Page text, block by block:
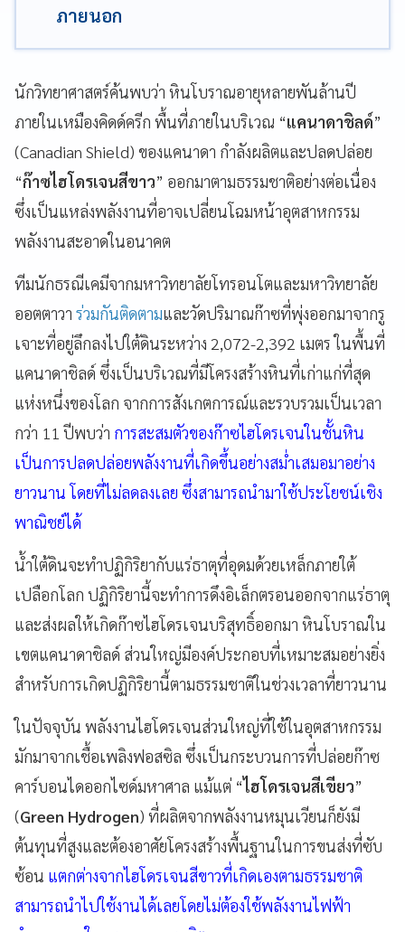
ภายนอก
นักวิทยาศาสตร์ค้นพบว่า หินโบราณอายุหลายพันล้านปี
ภายในเหมืองคิดด์ครีก พื้นที่ภายในบริเวณ “แคนาดาชิลด์”
(Canadian Shield) ของแคนาดา กำลังผลิตและปลดปล่อย
“ก๊าซไฮโดรเจนสีขาว” ออกมาตามธรรมชาติอย่างต่อเนื่อง
ซึ่งเป็นแหล่งพลังงานที่อาจเปลี่ยนโฉมหน้าอุตสาหกรรม
พลังงานสะอาดในอนาคต
ทีมนักธรณีเคมีจากมหาวิทยาลัยโทรอนโตและมหาวิทยาลัย
ออตตาวา ร่วมกันติดตามและวัดปริมาณก๊าซที่พุ่งออกมาจากรู
เจาะที่อยู่ลึกลงไปใต้ดินระหว่าง 2,072-2,392 เมตร ในพื้นที่
แคนาดาชิลด์ ซึ่งเป็นบริเวณที่มีโครงสร้างหินที่เก่าแก่ที่สุด
แห่งหนึ่งของโลก จากการสังเกตการณ์และรวบรวมเป็นเวลา
กว่า 11 ปีพบว่า การสะสมตัวของก๊าซไฮโดรเจนในชั้นหิน
เป็นการปลดปล่อยพลังงานที่เกิดขึ้นอย่างสม่ำเสมอมาอย่าง
ยาวนาน โดยที่ไม่ลดลงเลย ซึ่งสามารถนำมาใช้ประโยชน์เชิง
พาณิชย์ได้
น้ำใต้ดินจะทำปฏิกิริยากับแร่ธาตุที่อุดมด้วยเหล็กภายใต้
เปลือกโลก ปฏิกิริยานี้จะทำการดึงอิเล็กตรอนออกจากแร่ธาตุ
และส่งผลให้เกิดก๊าซไฮโดรเจนบริสุทธิ์ออกมา หินโบราณใน
เขตแคนาดาชิลด์ ส่วนใหญ่มีองค์ประกอบที่เหมาะสมอย่างยิ่ง
สำหรับการเกิดปฏิกิริยานี้ตามธรรมชาติในช่วงเวลาที่ยาวนาน
ในปัจจุบัน พลังงานไฮโดรเจนส่วนใหญ่ที่ใช้ในอุตสาหกรรม
มักมาจากเชื้อเพลิงฟอสซิล ซึ่งเป็นกระบวนการที่ปล่อยก๊าซ
คาร์บอนไดออกไซด์มหาศาล แม้แต่ “ไฮโดรเจนสีเขียว”
(Green Hydrogen) ที่ผลิตจากพลังงานหมุนเวียนก็ยังมี
ต้นทุนที่สูงและต้องอาศัยโครงสร้างพื้นฐานในการขนส่งที่ซับ
ซ้อน แตกต่างจากไฮโดรเจนสีขาวที่เกิดเองตามธรรมชาติ
สามารถนำไปใช้งานได้เลยโดยไม่ต้องใช้พลังงานไฟฟ้า